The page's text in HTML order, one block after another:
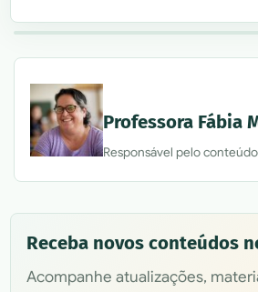
Professora Fábia
Responsável pelo
Receba novos conteúdos
Acompanhe atualizações,